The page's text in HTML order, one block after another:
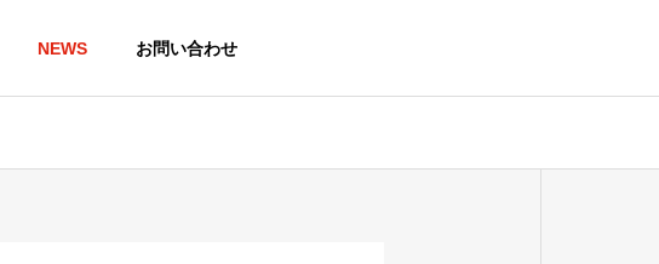
NEWS お問い合わせ